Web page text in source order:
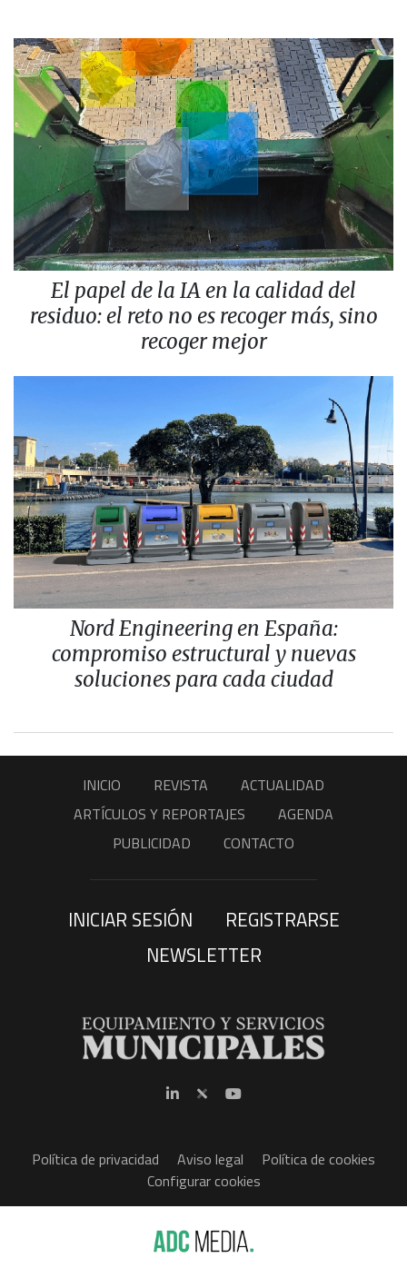
El papel de la IA en la calidad del
residuo: el reto no es recoger más, sino
recoger mejor
Nord Engineering en España:
compromiso estructural y nuevas
soluciones para cada ciudad
INICIO REVISTA
ACTUALIDAD
ARTÍCULOS Y REPORTAJES
AGENDA
PUBLICIDAD
CONTACTO
INICIAR SESIÓN
REGISTRARSE
NEWSLETTER
Política de privacidad Aviso legal
Política de cookies
Configurar cookies